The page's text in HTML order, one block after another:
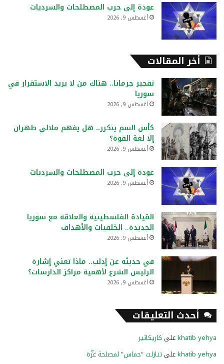
عودة إلى حرب المصطلحات والسرديات
أغسطس 9, 2026
أخر المقالات
تفجير جرمانا.. هناك من لا يريد الاستقرار في
سوريا
أغسطس 9, 2026
كأس السم يتكرر.. هل يفهم ملالي طهران
إلا لغة القوة؟
أغسطس 9, 2026
عودة إلى حرب المصطلحات والسرديات
أغسطس 9, 2026
القيادة الفلسطينية والعلاقة مع سوريا
الجديدة.. الخلفيات والأهداف
أغسطس 9, 2026
في حديثه عن إدلب.. ماذا تعني إشارة
الرئيس الشرع لأهمية مراكز الدارسات؟
أغسطس 9, 2026
أحدث التعليقات
khatib yehyaعلى كاريكاتير
khatib yehyaعلى تنازلت “حماس” لمصلحة غزّة